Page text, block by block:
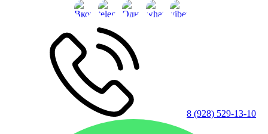
8 (928) 529-13-10